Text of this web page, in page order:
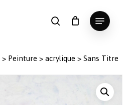
search
Menu
Fermer
le
> Peinture > acrylique > Sans Titre
Close